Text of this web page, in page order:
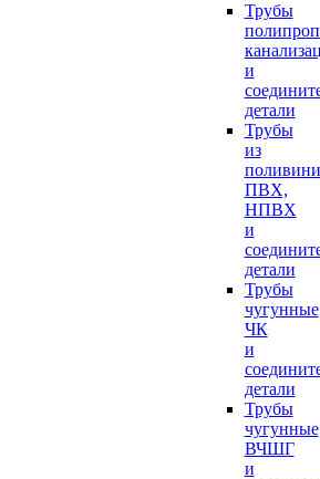
Трубы
и
детали
Трубы
из
ПВХ,
НПВХ
и
детали
Трубы
чугунные
ЧК
и
детали
Трубы
чугунные
ВЧШГ
и